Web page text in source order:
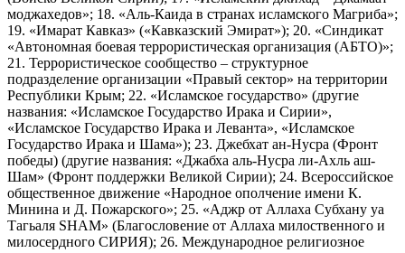
моджахедов»; 18. «Аль-Каида в странах исламского Магриба»;
19. «Имарат Кавказ» («Кавказский Эмират»); 20. «Синдикат
«Автономная боевая террористическая организация (АБТО)»;
21. Террористическое сообщество – структурное
подразделение организации «Правый сектор» на территории
Республики Крым; 22. «Исламское государство» (другие
названия: «Исламское Государство Ирака и Сирии»,
«Исламское Государство Ирака и Леванта», «Исламское
Государство Ирака и Шама»); 23. Джебхат ан-Нусра (Фронт
победы) (другие названия: «Джабха аль-Нусра ли-Ахль аш-
Шам» (Фронт поддержки Великой Сирии); 24. Всероссийское
общественное движение «Народное ополчение имени К.
Минина и Д. Пожарского»; 25. «Аджр от Аллаха Субхану уа
Тагьаля SHAM» (Благословение от Аллаха милоственного и
милосердного СИРИЯ); 26. Международное религиозное